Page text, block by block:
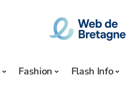
Fashion Flash Info